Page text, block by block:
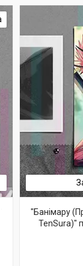
"Банімару
TenSura)"